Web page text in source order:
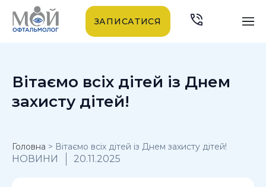
ЗАПИСАТИСЯ
Вітаємо всіх дітей із Днем
захисту дітей!
Головна > Вітаємо всіх дітей із Днем захисту дітей!
НОВИНИ 20.11.2025